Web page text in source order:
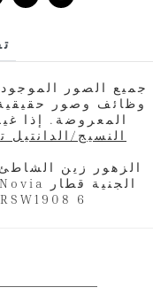
* جميع الصور
وظائف وصور
المعروضة. إذا
النسيج/الدانتيل